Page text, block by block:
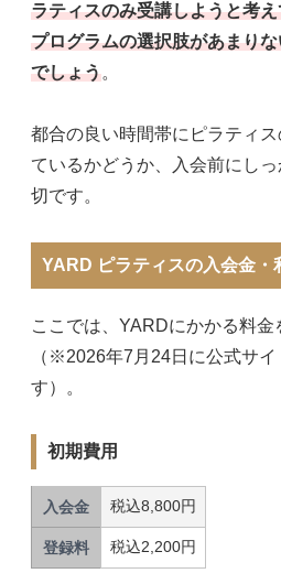
ラティスのみ受講しようと考
プログラムの選択肢があまり
でしょう。
都合の良い時間帯にピラティ
ているかどうか、入会前にし
切です。
YARD ピラティスの入会金・
ここでは、YARDにかかる料金
（※2026年7月24日に公式サ
す）。
初期費用
入会金 税込8,800円
登録料 税込2,200円